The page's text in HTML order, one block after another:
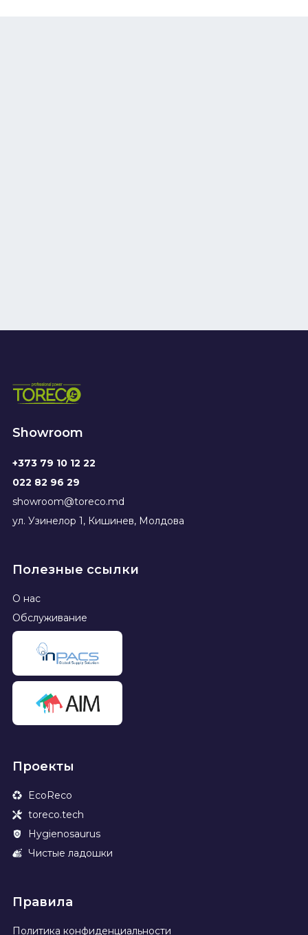
Showroom
+373 79 10 12 22
022 82 96 29
showroom@toreco.md
ул. Узинелор 1, Кишинев, Молдова
Полезные ссылки
О нас
Обслуживание
Проекты
EcoReco
toreco.tech
Hygienosaurus
Чистые ладошки
Правила
Политика конфиденциальности